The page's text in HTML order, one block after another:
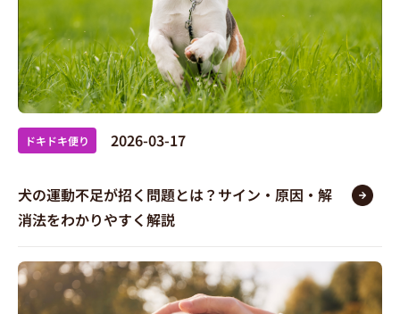
ドキドキ便り 2026-03-17
犬の運動不足が招く問題とは？サイン・原因・解
消法をわかりやすく解説